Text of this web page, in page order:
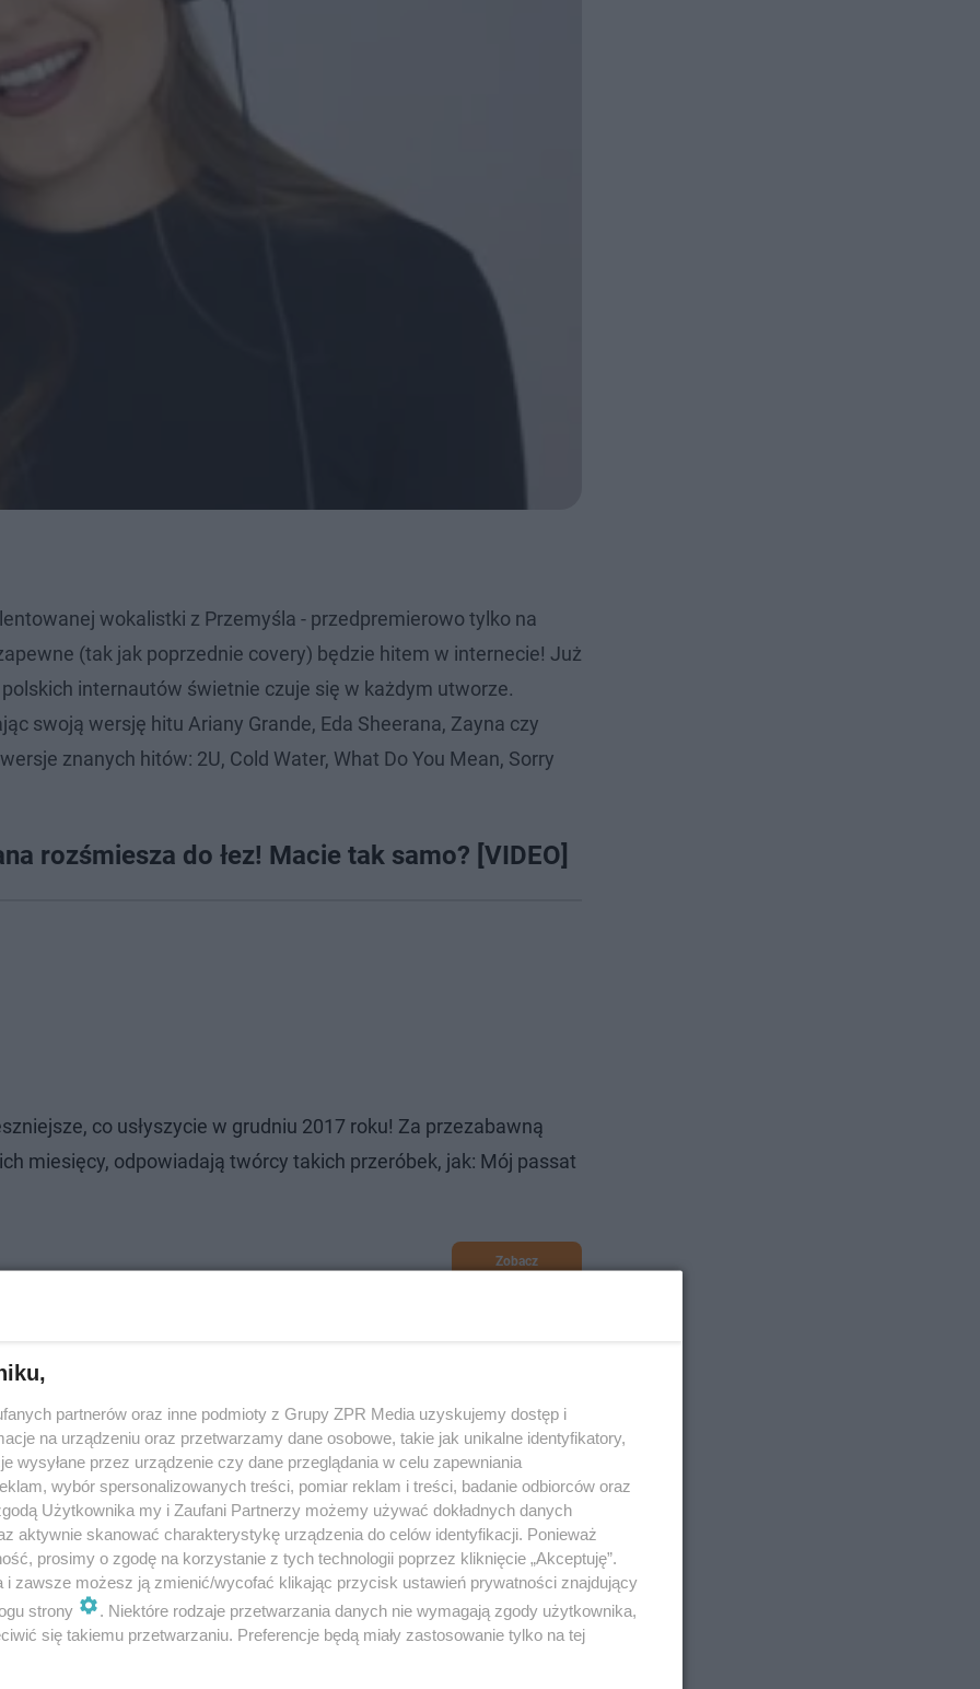
wokalistki z Przemyśla - przedpremierowo tylko na
(tak jak poprzednie covery) będzie hitem w internecie! Już
internautów świetnie czuje się w każdym utworze.
swoją wersję hitu Ariany Grande, Eda Sheerana, Zayna czy
znanych hitów: 2U, Cold Water, What Do You Mean, Sorry
rozśmiesza do łez! Macie tak samo? [VIDEO]
co usłyszycie w grudniu 2017 roku! Za przezabawną
miesięcy, odpowiadają twórcy takich przeróbek, jak: Mój passat
Zobacz
partnerów oraz inne podmioty z Grupy ZPR Media uzyskujemy dostęp i
na urządzeniu oraz przetwarzamy dane osobowe, takie jak unikalne identyfikatory,
wysyłane przez urządzenie czy dane przeglądania w celu zapewniania
wybór spersonalizowanych treści, pomiar reklam i treści, badanie odbiorców oraz
Użytkownika my i Zaufani Partnerzy możemy używać dokładnych danych
aktywnie skanować charakterystykę urządzenia do celów identyfikacji. Ponieważ
prosimy o zgodę na korzystanie z tych technologii poprzez kliknięcie „Akceptuję”.
i zawsze możesz ją zmienić/wycofać klikając przycisk ustawień prywatności znajdujący
strony
. Niektóre rodzaje przetwarzania danych nie wymagają zgody użytkownika,
się takiemu przetwarzaniu. Preferencje będą miały zastosowanie tylko na tej